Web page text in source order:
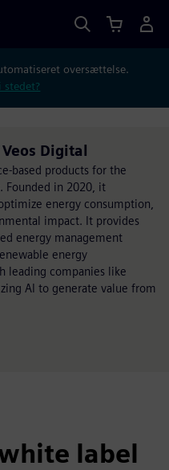
oversættelse.
stedet?
Digital
based products for the
Founded in 2020, it
energy consumption,
impact. It provides
energy management
energy
leading companies like
AI to generate value from
label